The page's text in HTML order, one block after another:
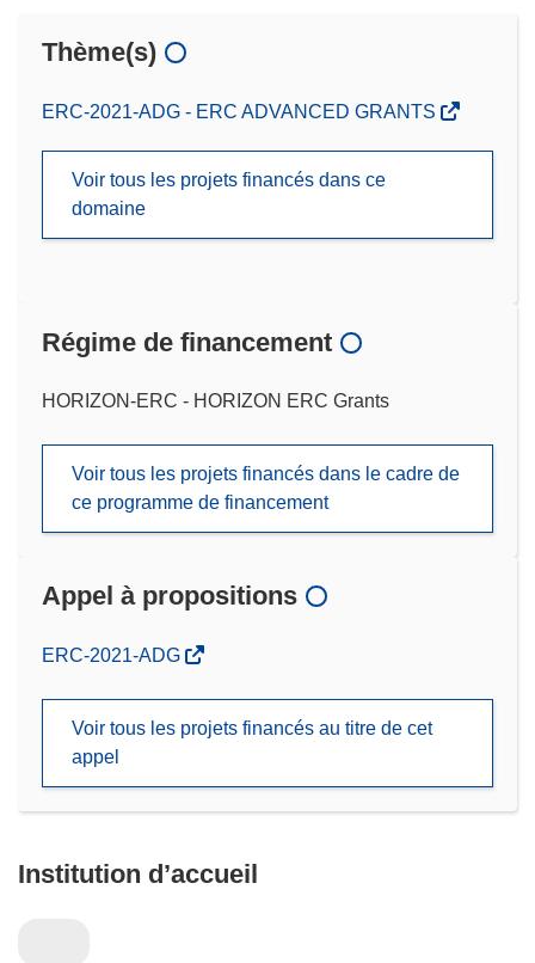
Thème(s)
ERC-2021-ADG - ERC ADVANCED GRANTS
Voir tous les projets financés dans ce
domaine
Régime de financement
HORIZON-ERC - HORIZON ERC Grants
Voir tous les projets financés dans le cadre de
ce programme de financement
Appel à propositions
(s’ouvre
nouvelle
fenêtre)
ERC-2021-ADG
Voir tous les projets financés au titre de cet
appel
Institution d’accueil